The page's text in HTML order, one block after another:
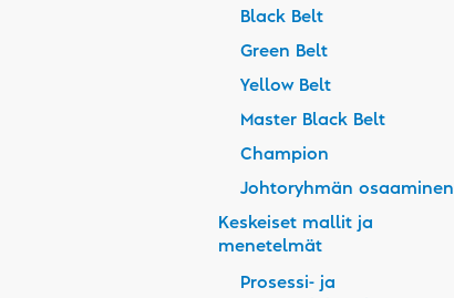
Black Belt
Green Belt
Yellow Belt
Master Black Belt
Champion
Johtoryhmän osaaminen
Keskeiset mallit ja
menetelmät
Prosessi- ja